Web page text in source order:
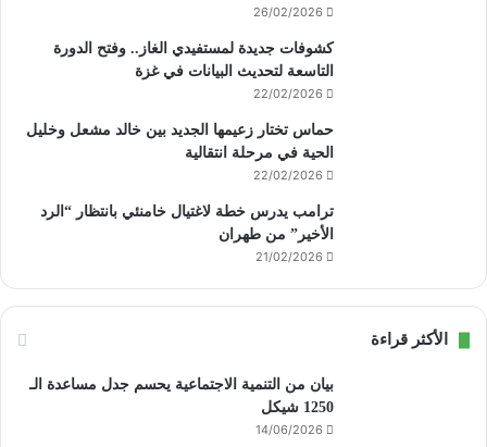
26/02/2026
كشوفات جديدة لمستفيدي الغاز.. وفتح الدورة
التاسعة لتحديث البيانات في غزة
22/02/2026
حماس تختار زعيمها الجديد بين خالد مشعل وخليل
الحية في مرحلة انتقالية
22/02/2026
ترامب يدرس خطة لاغتيال خامنئي بانتظار “الرد
الأخير” من طهران
21/02/2026
الأكثر قراءة
بيان من التنمية الاجتماعية يحسم جدل مساعدة الـ
1250 شيكل
14/06/2026